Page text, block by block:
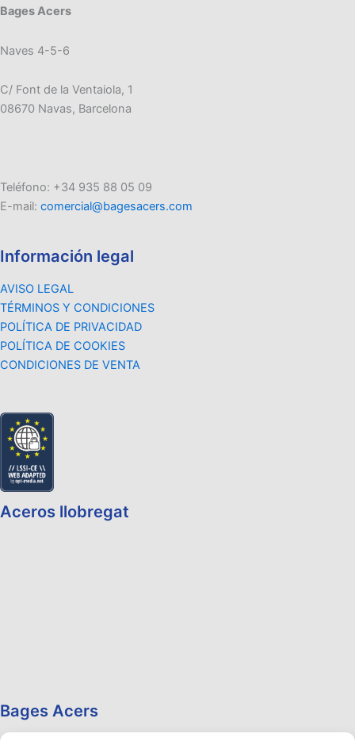
Bages Acers
Naves 4-5-6
C/ Font de la Ventaiola, 1
08670 Navas, Barcelona
Teléfono: +34 935 88 05 09
E-mail: comercial@bagesacers.com
Información legal
AVISO LEGAL
TÉRMINOS Y CONDICIONES
POLÍTICA DE PRIVACIDAD
POLÍTICA DE COOKIES
CONDICIONES DE VENTA
Aceros llobregat
Bages Acers